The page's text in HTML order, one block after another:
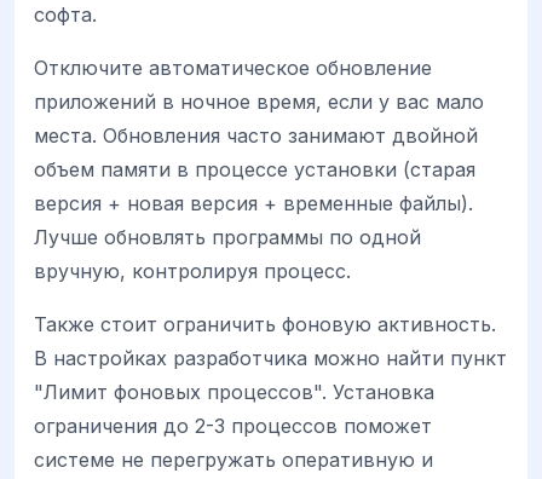
софта.
Отключите автоматическое обновление
приложений в ночное время, если у вас мало
места. Обновления часто занимают двойной
объем памяти в процессе установки (старая
версия + новая версия + временные файлы).
Лучше обновлять программы по одной
вручную, контролируя процесс.
Также стоит ограничить фоновую активность.
В настройках разработчика можно найти пункт
"Лимит фоновых процессов". Установка
ограничения до 2-3 процессов поможет
системе не перегружать оперативную и